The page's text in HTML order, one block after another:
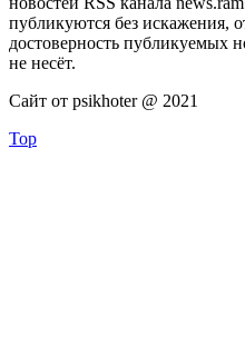
публикуются без искажения,
достоверность публикуемых
не несёт.
Сайт от psikhoter @ 2021
Top